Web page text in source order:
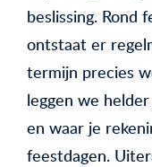
beslissing. Rond
ontstaat er
termijn precies
leggen we
en waar je
feestdagen.